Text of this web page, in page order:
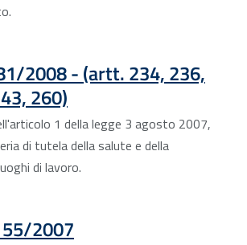
2008 - (artt. 234, 236,
260)
: apre una nuova finestra
1 della legge 3 agosto 2007,
di tutela della salute e della
di lavoro.
2007
: apre una nuova finestra